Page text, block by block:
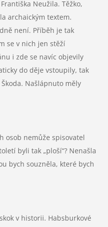
Neužila. Těžko,
archaickým textem.
není. Příběh je tak
se v nich jen stěží
i zde se navíc objevily
do děje vstoupily, tak
Našlápnuto měly
osob nemůže spisovatel
byli tak „ploší“? Nenašla
bych souzněla, které bych
v historii. Habsburkové